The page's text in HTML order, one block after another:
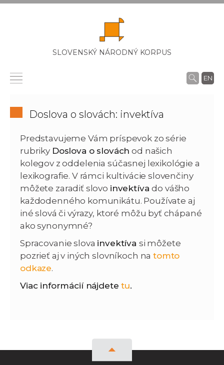
SLOVENSKÝ NÁRODNÝ KORPUS
EN
Doslova o slovách: invektíva
Predstavujeme Vám príspevok zo série
rubriky Doslova o slovách od našich
kolegov z oddelenia súčasnej lexikológie a
lexikografie. V rámci kultivácie slovenčiny
môžete zaradiť slovo invektívado vášho
každodenného komunikátu. Používate aj
iné slová či výrazy, ktoré môžu byť chápané
ako synonymné?
Spracovanie slova invektíva si môžete
pozrieť aj v iných slovníkoch natomto
odkaze.
Viac informácií nájdetetu.